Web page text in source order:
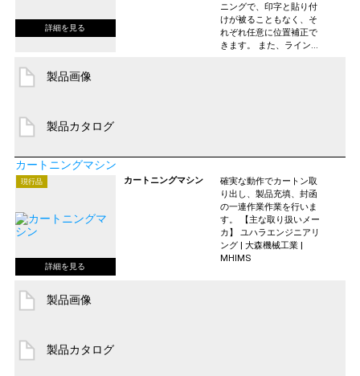
ニングで、印字と貼り付
けが被ることもなく、そ
れぞれ任意に位置補正で
きます。 また、ライン...
製品画像
製品カタログ
カートニングマシン
現行品 カートニングマシン
確実な動作でカートン取
り出し、製品充填、封函
の一連作業作業を行いま
す。 【主な取り扱いメー
カ】 ユハラエンジニアリ
ング | 大森機械工業 |
MHIMS
製品画像
製品カタログ